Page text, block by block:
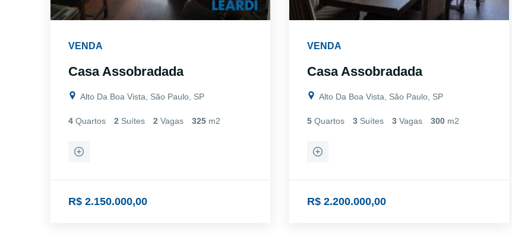
VENDA
Casa Assobradada
Alto Da Boa Vista, São Paulo, SP
4 Quartos 2 Suítes 2 Vagas 325 m2
R$ 2.150.000,00
VENDA
Casa Assobradada
Alto Da Boa Vista, São Paulo, SP
5 Quartos 3 Suítes 3 Vagas 300 m2
R$ 2.200.000,00